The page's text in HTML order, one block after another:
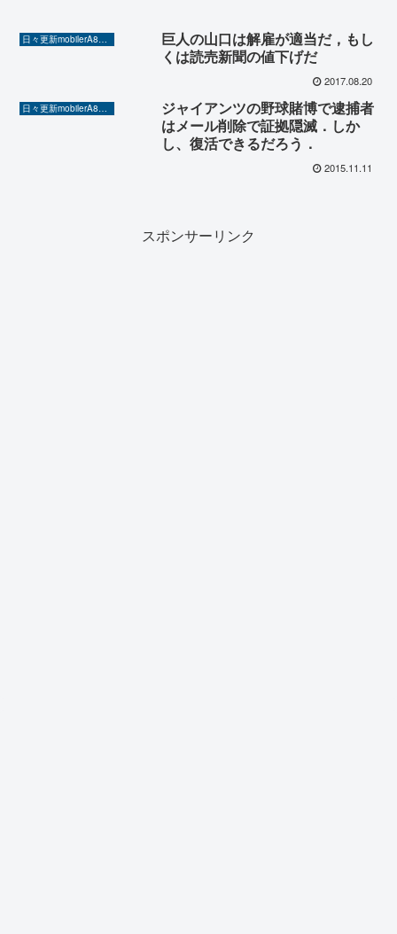
日々更新mobilerA8（Yahoo!ニュースを毎日ウォッチ）
巨人の山口は解雇が適当だ，もし
くは読売新聞の値下げだ
2017.08.20
日々更新mobilerA8（Yahoo!ニュースを毎日ウォッチ）
ジャイアンツの野球賭博で逮捕者
はメール削除で証拠隠滅．しか
し、復活できるだろう．
2015.11.11
スポンサーリンク